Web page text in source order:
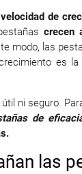
de
crecen
modo, las
es
ni seguro.
de
las